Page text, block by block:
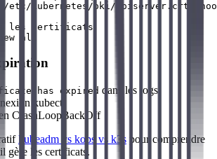
/etc/kubernetes/pki/apiserver.crt -
les certificats
has expired dans les logs
kubectl
CrashLoopBackOff
kubeadm vs kops vs k3s pour comprendre
gère les certificats.